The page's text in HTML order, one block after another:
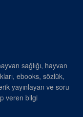
sağlığı, hayvan
ebooks, sözlük,
yayınlayan ve soru-
veren bilgi